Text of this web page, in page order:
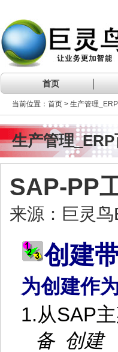
首页
当前位置：首页 > 生产管理
生产管理
SAP-PP
来源：巨灵
创建
为创建作
1.从SAP
备 创建